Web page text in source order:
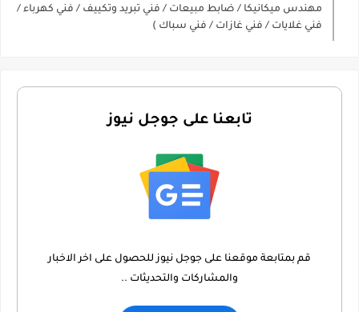
مهندس ميكانيكا / ضابط مبيعات / فني تبريد وتكييف / فني كهرباء /
فني غلايات / فني غازات / فني سباك )
تابعنا على جوجل نيوز
قم بمتابعة موقعنا على جوجل نيوز للحصول على اخر الاخبار
والمشاركات والتحديثات ..